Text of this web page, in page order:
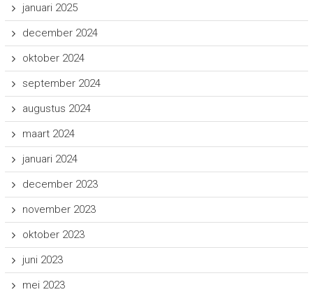
januari 2025
december 2024
oktober 2024
september 2024
augustus 2024
maart 2024
januari 2024
december 2023
november 2023
oktober 2023
juni 2023
mei 2023